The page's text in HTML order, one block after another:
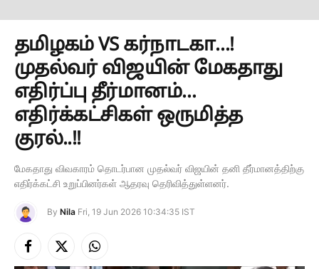
தமிழகம் VS கர்நாடகா…!
முதல்வர் விஜயின் மேகதாது
எதிர்ப்பு தீர்மானம்…
எதிர்க்கட்சிகள் ஒருமித்த
குரல்..!!
மேகதாது விவகாரம் தொடர்பான முதல்வர் விஜயின் தனி தீர்மானத்திற்கு
எதிர்க்கட்சி உறுப்பினர்கள் ஆதரவு தெரிவித்துள்ளனர்.
By Nila Fri, 19 Jun 2026 10:34:35 IST
Facebook
X
Instagram